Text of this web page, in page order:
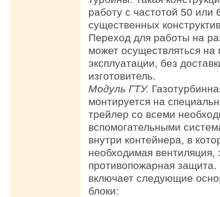
работу с частотой 50 или
существенных
Переход для работы на
может осуществляться на
эксплуатации, без
изготовитель.
Модуль ГТУ.
монтируется на
трейлер со всеми
вспомогательными
внутри контейнера, в
необходимая вентиляция,
противопожарная
включает следующие
блоки: